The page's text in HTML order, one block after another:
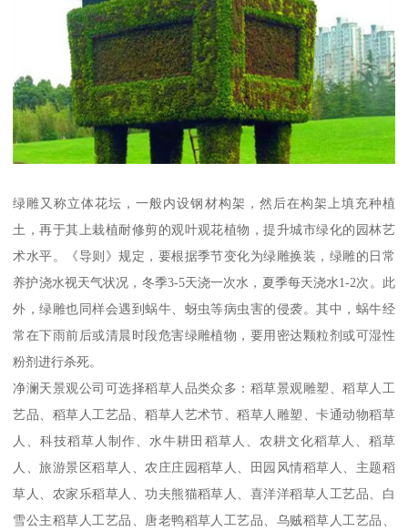
绿雕又称立体花坛，一般内设钢材构架，然后在构架上填充种植
土，再于其上栽植耐修剪的观叶观花植物，提升城市绿化的园林艺
术水平。《导则》规定，要根据季节变化为绿雕换装，绿雕的日常
养护浇水视天气状况，冬季3-5天浇一次水，夏季每天浇水1-2次。此
外，绿雕也同样会遇到蜗牛、蚜虫等病虫害的侵袭。其中，蜗牛经
常在下雨前后或清晨时段危害绿雕植物，要用密达颗粒剂或可湿性
粉剂进行杀死。
净澜天景观公司可选择稻草人品类众多：稻草景观雕塑、稻草人工
艺品、稻草人工艺品、稻草人艺术节、稻草人雕塑、卡通动物稻草
人、科技稻草人制作、水牛耕田稻草人、农耕文化稻草人、稻草
人、旅游景区稻草人、农庄庄园稻草人、田园风情稻草人、主题稻
草人、农家乐稻草人、功夫熊猫稻草人、喜洋洋稻草人工艺品、白
雪公主稻草人工艺品、唐老鸭稻草人工艺品、乌贼稻草人工艺品、